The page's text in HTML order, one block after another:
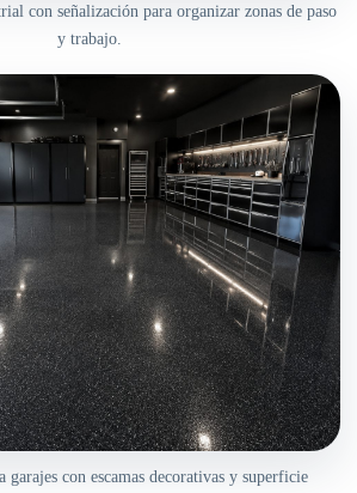
con señalización para organizar zonas de paso
y trabajo.
garajes con escamas decorativas y superficie